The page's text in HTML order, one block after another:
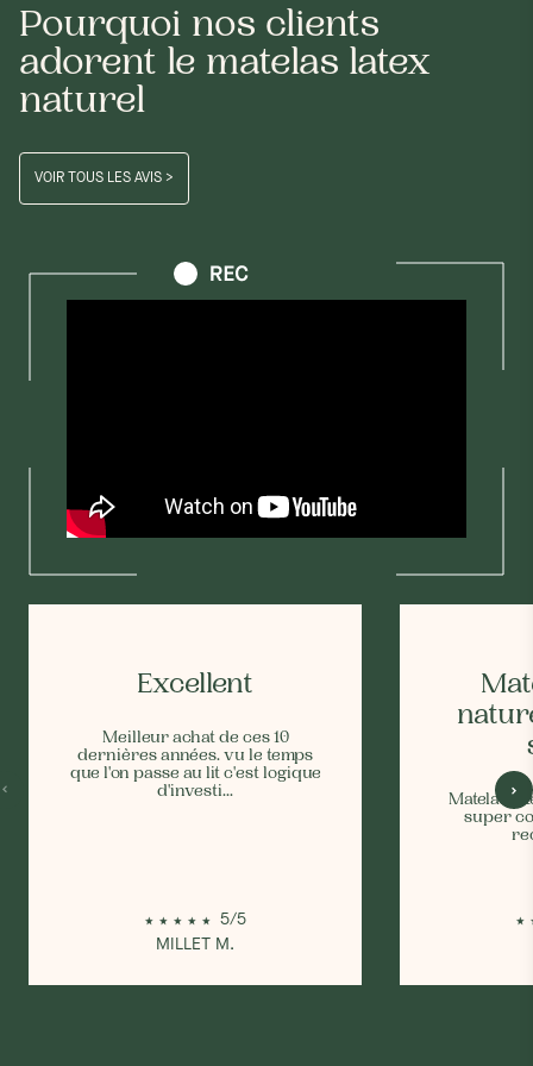
Pourquoi nos clients
adorent le matelas latex
naturel
VOIR TOUS LES AVIS >
Excellent
Meilleur achat de ces 10
dernières années. vu le temps
que l'on passe au lit c'est logique
d'investi...
5/5
MILLET M.
Matelas
super